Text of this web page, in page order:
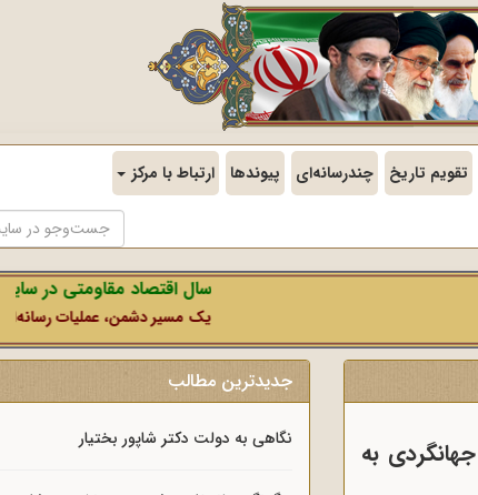
تقویم تاریخ چندرسانه‌ای پیوندها ارتباط با مرکز
سال اقتصاد مقاومتی در سایه
یک مسیر دشمن، عملیات رسانه‌ای
به
جدیدترین مطالب
نگاهی به دولت دکتر شاپور بختیار